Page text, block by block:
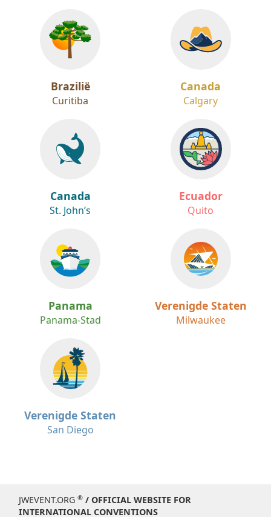
Brazilië
Curitiba
Canada
Calgary
Canada
St. John’s
Ecuador
Quito
Panama
Panama-Stad
Verenigde Staten
Milwaukee
Verenigde Staten
San Diego
JWEVENT.ORG ® / OFFICIAL WEBSITE FOR
INTERNATIONAL CONVENTIONS